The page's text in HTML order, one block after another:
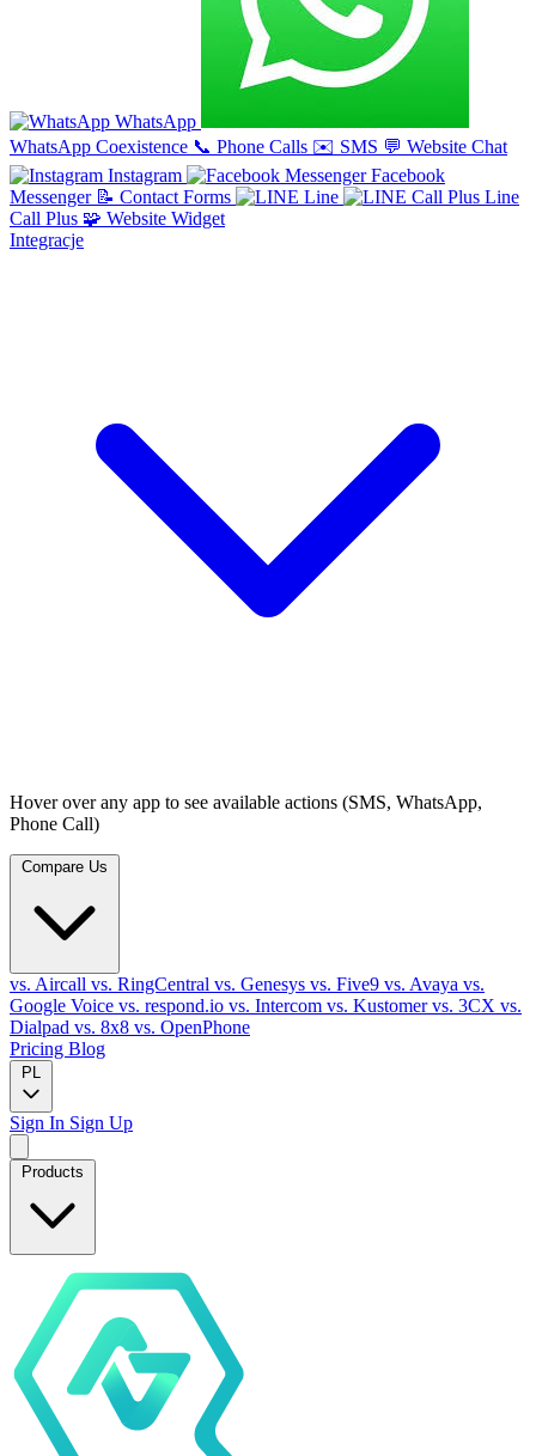
WhatsApp
WhatsApp Coexistence 📞 Phone Calls ✉️ SMS 💬 Website Chat
Instagram
Facebook
Messenger 📝 Contact Forms Line
Line
Call Plus 🧩 Website Widget
Integracje
Hover over any app to see available actions (SMS, WhatsApp,
Phone Call)
vs. Aircall vs. RingCentral vs. Genesys vs. Five9 vs. Avaya vs.
Google Voice vs. respond.io vs. Intercom vs. Kustomervs. 3CX vs.
Dialpad vs. 8x8 vs. OpenPhone
Pricing Blog
PL
Sign In Sign Up
Products